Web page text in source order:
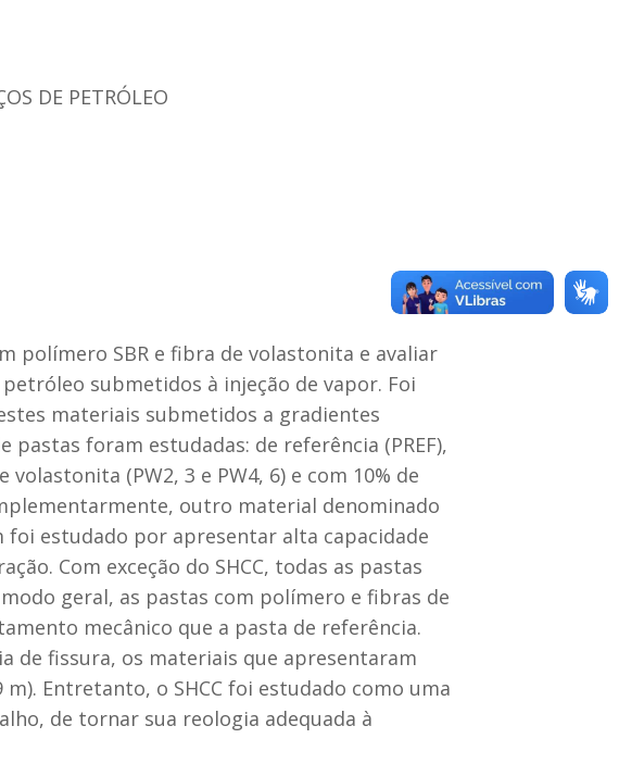
DE PETRÓLEO
polímero SBR e fibra de volastonita e avaliar
submetidos à injeção de vapor. Foi
materiais submetidos a gradientes
foram estudadas: de referência (PREF),
volastonita (PW2, 3 e PW4, 6) e com 10% de
outro material denominado
foi estudado por apresentar alta capacidade
Com exceção do SHCC, todas as pastas
geral, as pastas com polímero e fibras de
mecânico que a pasta de referência.
de fissura, os materiais que apresentaram
m). Entretanto, o SHCC foi estudado como uma
de tornar sua reologia adequada à